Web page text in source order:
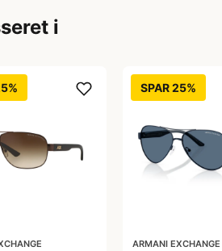
i
SPAR 25%
ARMANI EXCHANGE